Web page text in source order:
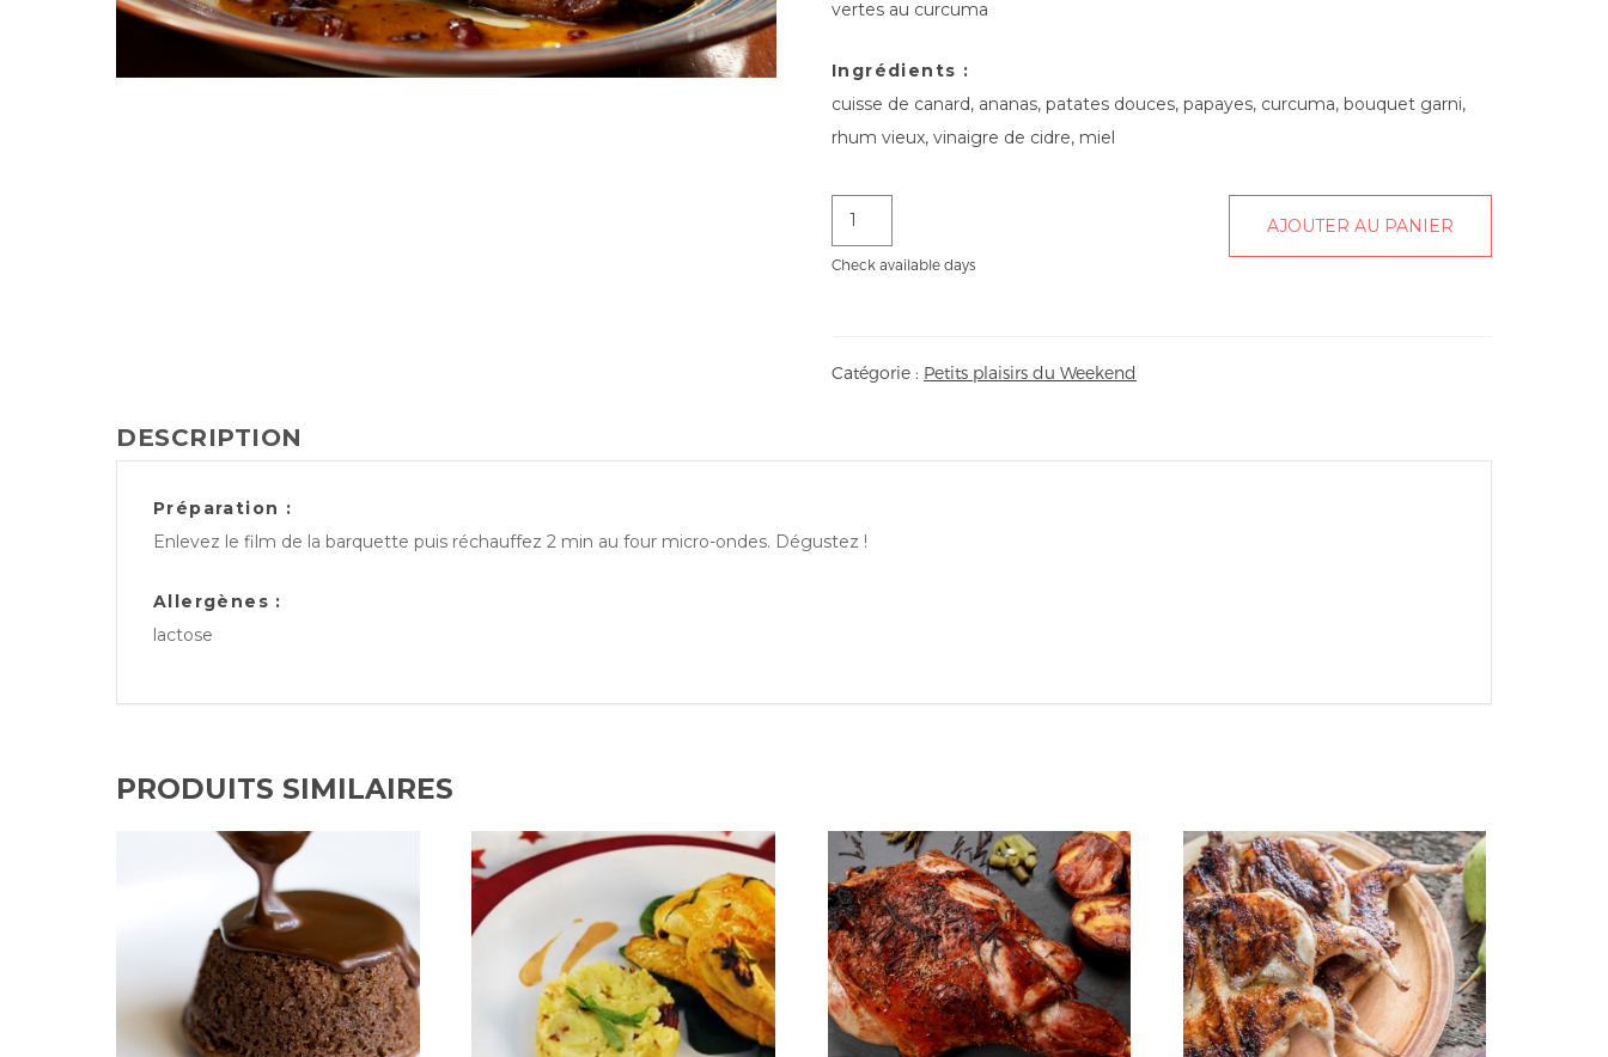
vertes au curcuma
Ingrédients :
cuisse de canard, ananas, patates douces, papayes, curcuma, bouquet garni,
rhum vieux, vinaigre de cidre, miel
quantité
de
Cuisse
de
canard
rôties
et
AJOUTER AU PANIER
Check available days
Catégorie : Petits plaisirs du Weekend
DESCRIPTION
Préparation :
Enlevez le film de la barquette puis réchauffez 2 min au four micro-ondes. Dégustez !
Allergènes :
lactose
PRODUITS SIMILAIRES